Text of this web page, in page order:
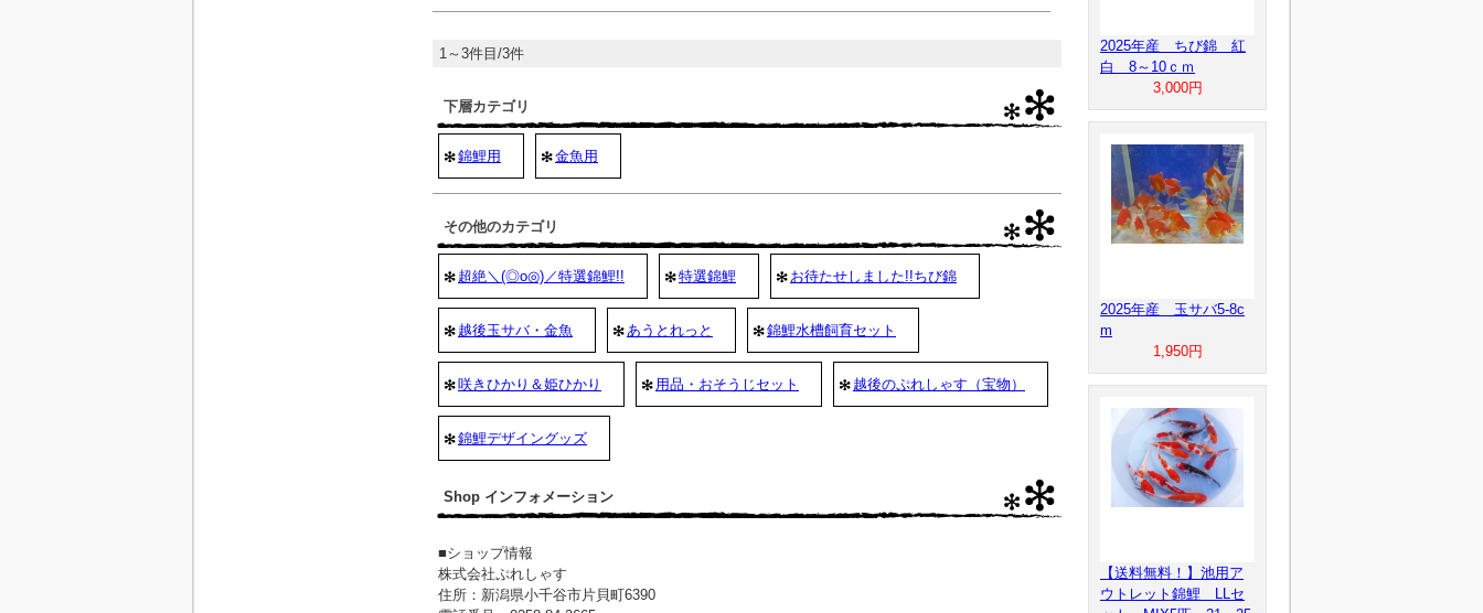
1～3件目/3件
下層カテゴリ
錦鯉用 金魚用
その他のカテゴリ
超絶＼(◎o◎)／特選錦鯉!! 特選錦鯉 お待たせしました!!ちび錦
越後玉サバ・金魚 あうとれっと 錦鯉水槽飼育セット
咲きひかり＆姫ひかり 用品・おそうじセット 越後のぷれしゃす（宝物）
錦鯉デザイングッズ
Shop インフォメーション
■ショップ情報
株式会社ぷれしゃす
住所：新潟県小千谷市片貝町6390
2025年産 ちび錦 紅
白 8～10ｃｍ
3,000円
2025年産 玉サバ5-8c
m
1,950円
【送料無料！】池用ア
ウトレット錦鯉 LLセ